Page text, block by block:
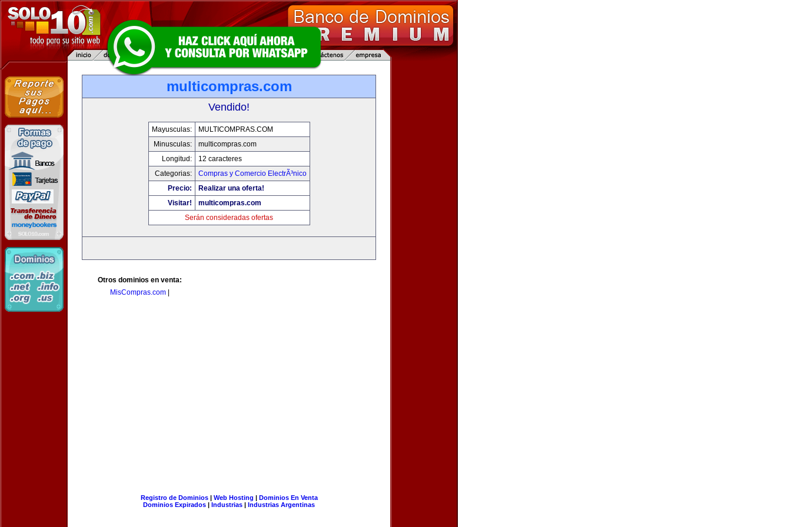
multicompras.com
Vendido!
Mayusculas:
MULTICOMPRAS.COM
Minusculas:
multicompras.com
Longitud:
12 caracteres
Categorias:
Compras y Comercio ElectrÃ³nico
Precio:
Realizar una oferta!
Visitar!
multicompras.com
Serán consideradas ofertas
Otros dominios en venta:
MisCompras.com
Registro de Dominios| Web Hosting | Dominios En Venta
Dominios Expirados | Industrias | Industrias Argentinas